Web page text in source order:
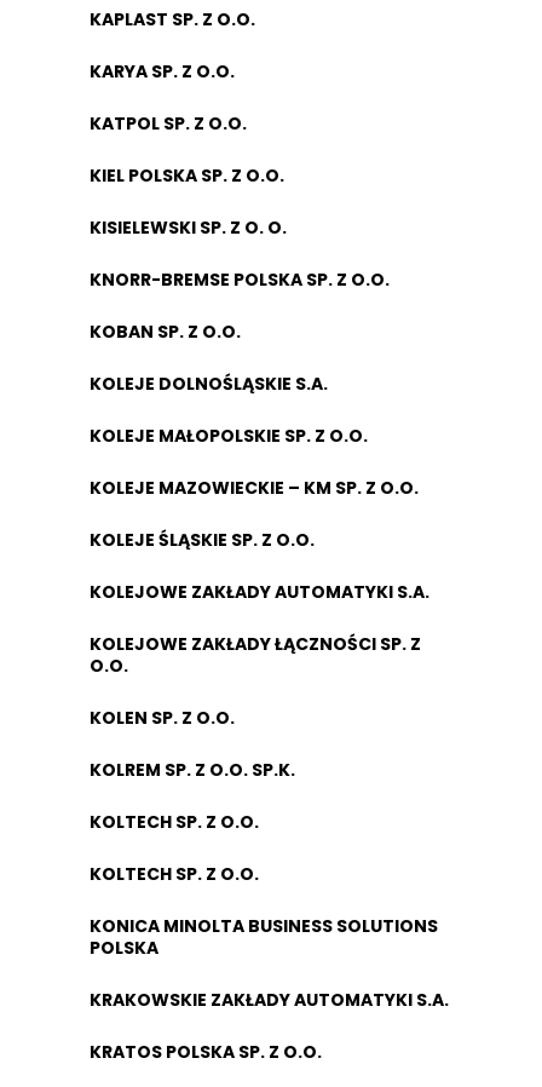
KAPLAST SP. Z O.O.
KARYA SP. Z O.O.
KATPOL SP. Z O.O.
KIEL POLSKA SP. Z O.O.
KISIELEWSKI SP. Z O. O.
KNORR-BREMSE POLSKA SP. Z O.O.
KOBAN SP. Z O.O.
KOLEJE DOLNOŚLĄSKIE S.A.
KOLEJE MAŁOPOLSKIE SP. Z O.O.
KOLEJE MAZOWIECKIE – KM SP. Z O.O.
KOLEJE ŚLĄSKIE SP. Z O.O.
KOLEJOWE ZAKŁADY AUTOMATYKI S.A.
KOLEJOWE ZAKŁADY ŁĄCZNOŚCI SP. Z
O.O.
KOLEN SP. Z O.O.
KOLREM SP. Z O.O. SP.K.
KOLTECH SP. Z O.O.
KOLTECH SP. Z O.O.
KONICA MINOLTA BUSINESS SOLUTIONS
POLSKA
KRAKOWSKIE ZAKŁADY AUTOMATYKI S.A.
KRATOS POLSKA SP. Z O.O.